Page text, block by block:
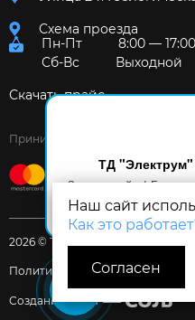
ТД "Электрум"
Здравствуйте! Готов
вам. Напишите мне,
вас появятся
Наш сайт
Как это
Согласен
Схема проезда
Пн-Пт
8:00 — 17:00
Сб-Вс
Выходной
Скачать прайс
Принимаем к оплате:
2026 © Торговый дом «Электрум»
Политика и Согласия
Создание сайта